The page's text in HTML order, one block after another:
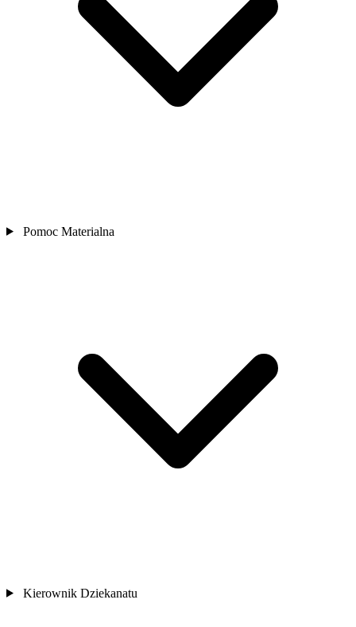
Pomoc Materialna
Kierownik Dziekanatu